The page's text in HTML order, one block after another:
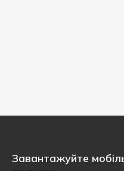
Завантажуйте